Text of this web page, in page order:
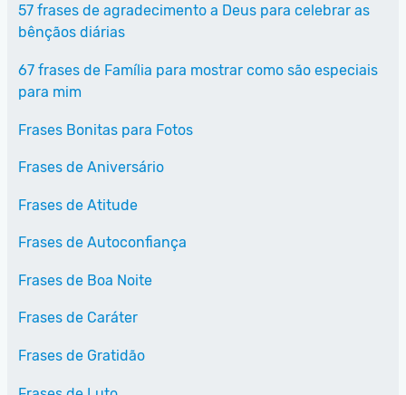
57 frases de agradecimento a Deus para celebrar as
bênçãos diárias
67 frases de Família para mostrar como são especiais
para mim
Frases Bonitas para Fotos
Frases de Aniversário
Frases de Atitude
Frases de Autoconfiança
Frases de Boa Noite
Frases de Caráter
Frases de Gratidão